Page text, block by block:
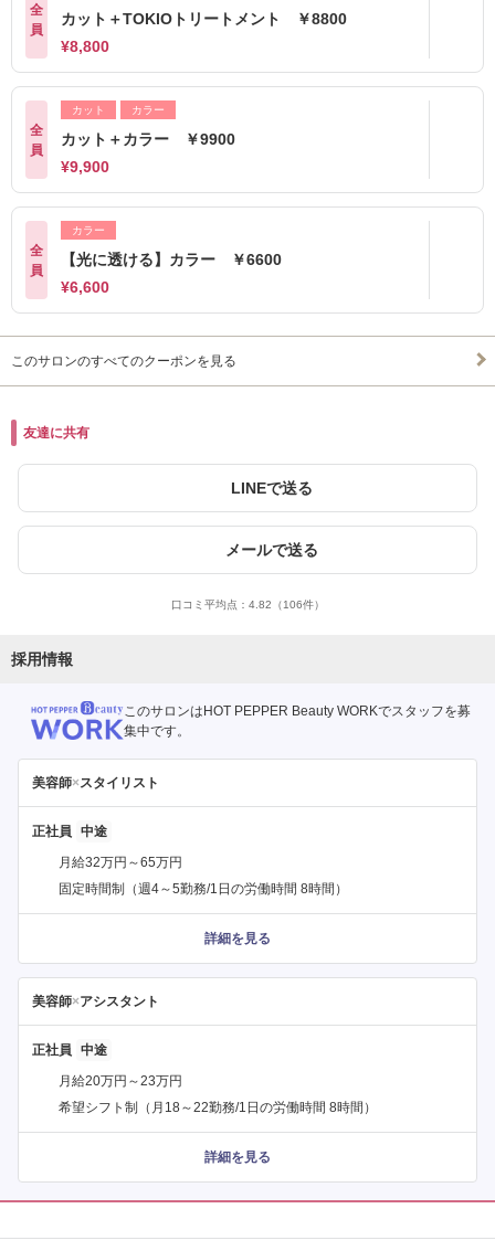
全
員
カット＋TOKIOトリートメント ￥8800
¥8,800
全
員
カット カラー
カット＋カラー ￥9900
¥9,900
全
員
カラー
【光に透ける】カラー ￥6600
¥6,600
このサロンのすべてのクーポンを見る
友達に共有
LINEで送る
メールで送る
口コミ平均点： 4.82 （106件）
採用情報
このサロンはHOT PEPPER Beauty WORKでスタッフを募
集中です。
美容師×スタイリスト
正社員
月給32万円～65万円
固定時間制（週4～5勤務/1日の労働時間 8時間）
詳細を見る
美容師×アシスタント
正社員
月給20万円～23万円
希望シフト制（月18～22勤務/1日の労働時間 8時間）
詳細を見る